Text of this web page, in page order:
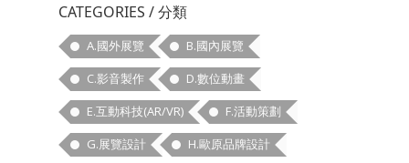
CATEGORIES / 分類
A.國外展覽
B.國內展覽
C.影音製作
D.數位動畫
E.互動科技(AR/VR)
F.活動策劃
G.展覽設計
H.歐原品牌設計